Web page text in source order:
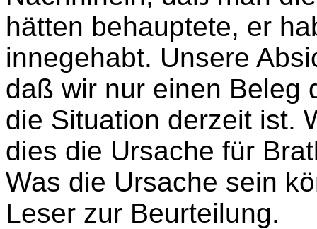
hätten behauptete, er
innegehabt. Unsere
daß wir nur einen Beleg
die Situation derzeit ist.
dies die Ursache für
Was die Ursache sein
Leser zur Beurteilung.